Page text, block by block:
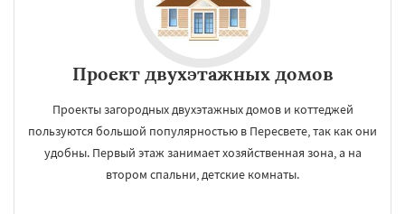
Проект двухэтажных домов
Проекты загородных двухэтажных домов и коттеджей
пользуются большой популярностью в Пересвете, так как они
удобны. Первый этаж занимает хозяйственная зона, а на
втором спальни, детские комнаты.